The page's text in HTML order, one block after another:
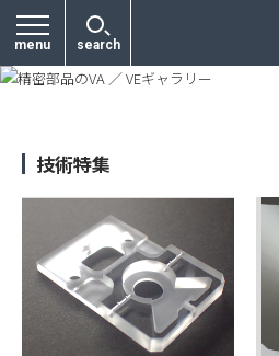
menu search
技術特集